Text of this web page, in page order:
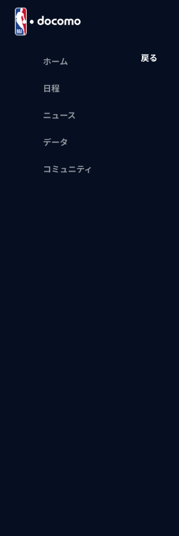
ホーム
日程
ニュース
データ
コミュニティ
戻る